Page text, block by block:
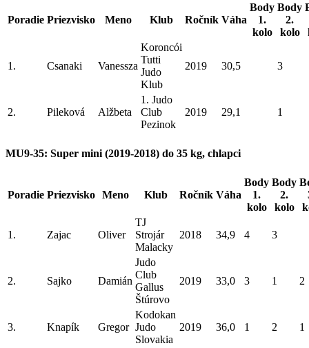
Poradie Priezvisko Meno Klub Ročník Váha
Body
1.
kolo
Body
2.
kolo
1. Csanaki Vanessza
Koroncói
Tutti
Judo
Klub
2019 30,5 3
2. Pileková Alžbeta
1. Judo
Club
Pezinok
2019 29,1 1
MU9-35: Super mini (2019-2018) do 35 kg, chlapci
Poradie Priezvisko Meno Klub Ročník Váha
Body
1.
kolo
Body
2.
kolo
1. Zajac Oliver
TJ
Strojár
Malacky
2018 34,9 4 3
2. Sajko Damián
Judo
Club
Gallus
Štúrovo
2019 33,0 3 1 2
3. Knapík Gregor
Kodokan
Judo
Slovakia
2019 36,0 1 2 1